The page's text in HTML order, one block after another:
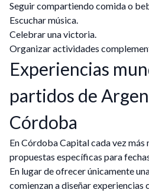
Seguir compartiendo comida o
Escuchar música.
Celebrar una victoria.
Organizar actividades
Experiencias
partidos de
Córdoba
En Córdoba Capital cada vez
propuestas específicas para
En lugar de ofrecer únicamente
comienzan a diseñar experiencias